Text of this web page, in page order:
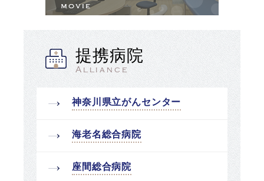
提携病院
Alliance
神奈川県立がんセンター
海老名総合病院
座間総合病院